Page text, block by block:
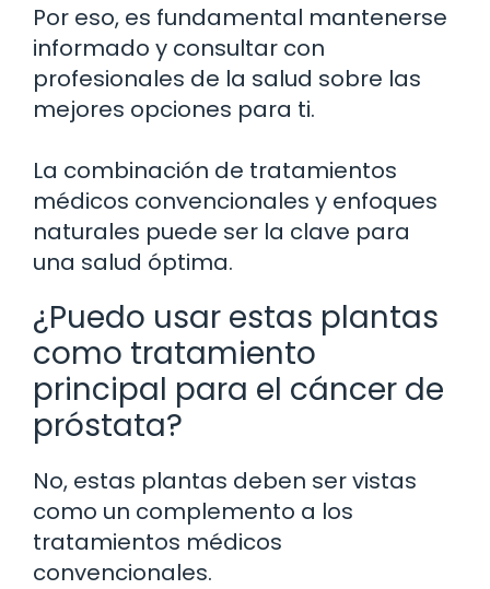
Por eso, es fundamental mantenerse
informado y consultar con
profesionales de la salud sobre las
mejores opciones para ti.
La combinación de tratamientos
médicos convencionales y enfoques
naturales puede ser la clave para
una salud óptima.
¿Puedo usar estas plantas
como tratamiento
principal para el cáncer de
próstata?
No, estas plantas deben ser vistas
como un complemento a los
tratamientos médicos
convencionales.